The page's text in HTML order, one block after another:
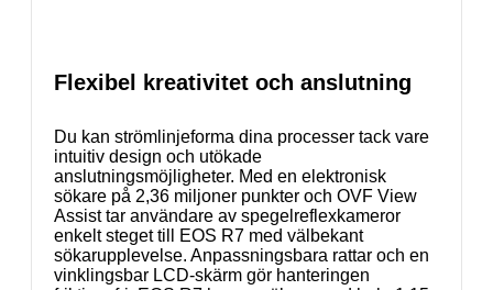
Flexibel kreativitet och anslutning
Du kan strömlinjeforma dina processer tack vare
intuitiv design och utökade
anslutningsmöjligheter. Med en elektronisk
sökare på 2,36 miljoner punkter och OVF View
Assist tar användare av spegelreflexkameror
enkelt steget till EOS R7 med välbekant
sökarupplevelse. Anpassningsbara rattar och en
vinklingsbar LCD-skärm gör hanteringen